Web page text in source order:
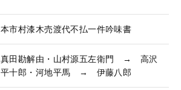
本市村漆木売渡代不払一件吟味書
真田勘解由・山村源五左衛門 → 高沢
平十郎・河地平馬 → 伊藤八郎